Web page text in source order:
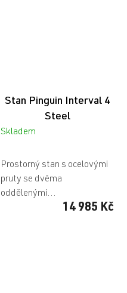
Stan Pinguin Interval 4
Steel
hodnocení
produktu
je
Skladem
14 985 Kč
Prostorný stan s ocelovými
pruty se dvěma
oddělenými...